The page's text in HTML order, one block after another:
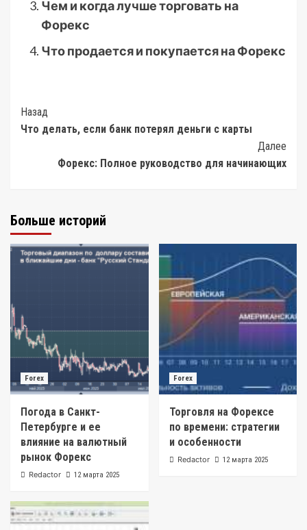
Чем и когда лучше торговать на
Форекс
Что продается и покупается на Форекс
Post
Navigation
Назад
Что делать, если банк потерял деньги с карты
Далее
Форекс: Полное руководство для начинающих
Больше историй
Forex
Погода в Санкт-
Петербурге и ее
влияние на валютный
рынок Форекс
Redactor 12 марта 2025
Forex
Торговля на Форексе
по времени: стратегии
и особенности
Redactor 12 марта 2025